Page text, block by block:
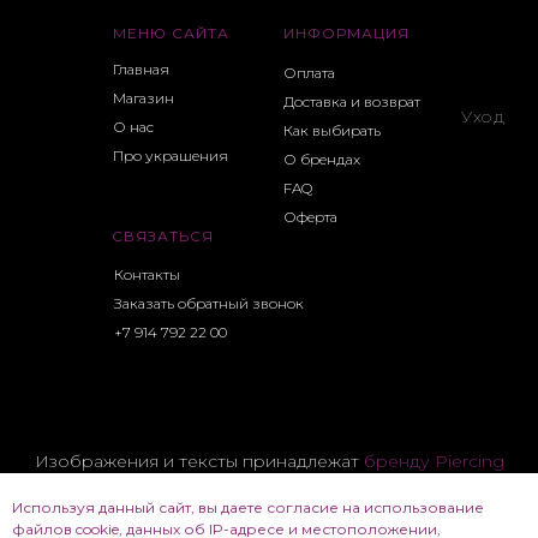
Используя данный сайт, вы даете согласие на использование
файлов cookie, данных об IP-адресе и местоположении,
СВЯЗАТЬСЯ
Контакты
Заказать обратный звонок
+7 914 792 22 00
Уход
МЕНЮ САЙТА
Главная
Магазин
О нас
Про украшения
ИНФОРМАЦИЯ
Оплата
Доставка и возврат
Как выбирать
О брендах
FAQ
Оферта
Изображения и тексты принадлежат бренду Piercing
Все фотоматериалы и тексты принадлежат их
владельцам и используются для демонстрации.